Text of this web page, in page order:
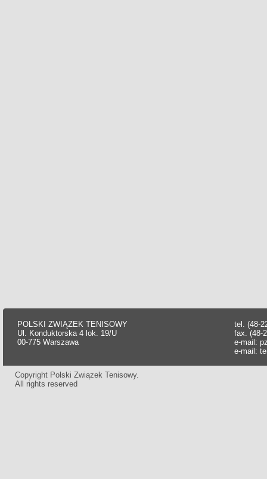
POLSKI ZWIĄZEK TENISOWY
Ul. Konduktorska 4 lok. 19/U
00-775 Warszawa
tel. (48-
fax. (48-
e-mail:
e-mail:
Copyright Polski Związek Tenisowy.
All rights reserved